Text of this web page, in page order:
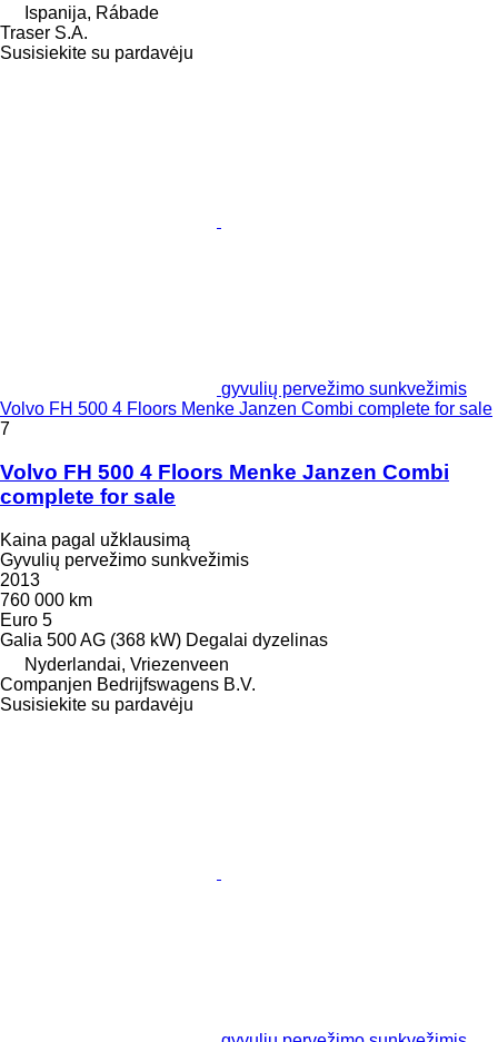
Ispanija, Rábade
Traser S.A.
Susisiekite su pardavėju
gyvulių pervežimo sunkvežimis
Volvo FH 500 4 Floors Menke Janzen Combi complete for sale
7
Volvo FH 500 4 Floors Menke Janzen Combi
complete for sale
Kaina pagal užklausimą
Gyvulių pervežimo sunkvežimis
2013
760 000 km
Euro 5
Galia 500 AG (368 kW) Degalai dyzelinas
Nyderlandai, Vriezenveen
Companjen Bedrijfswagens B.V.
Susisiekite su pardavėju